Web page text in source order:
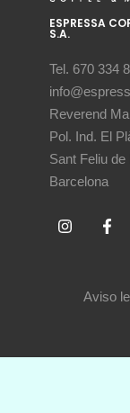
ESPRESSA
S.A.
Tel. 670 334
Reverend
Pol. Ind. El
Sant Feliu de
Barcelona
Aviso